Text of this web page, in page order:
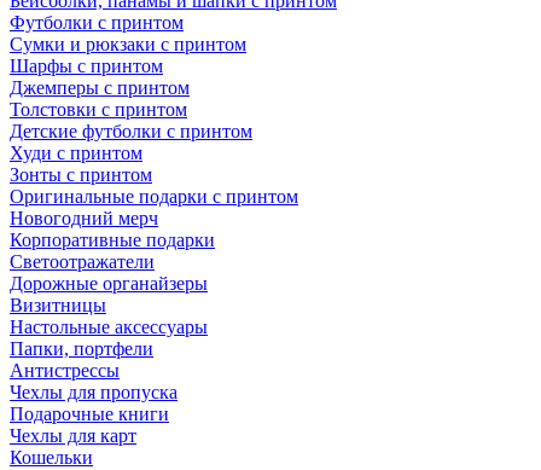
Футболки с принтом
Сумки и рюкзаки с принтом
Шарфы с принтом
Джемперы с принтом
Толстовки с принтом
Детские футболки с принтом
Худи с принтом
Зонты с принтом
Оригинальные подарки с принтом
Новогодний мерч
Корпоративные подарки
Светоотражатели
Дорожные органайзеры
Визитницы
Настольные аксессуары
Папки, портфели
Антистрессы
Чехлы для пропуска
Подарочные книги
Чехлы для карт
Кошельки